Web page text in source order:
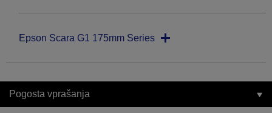
Epson Scara G1 175mm Series
Pogosta vprašanja